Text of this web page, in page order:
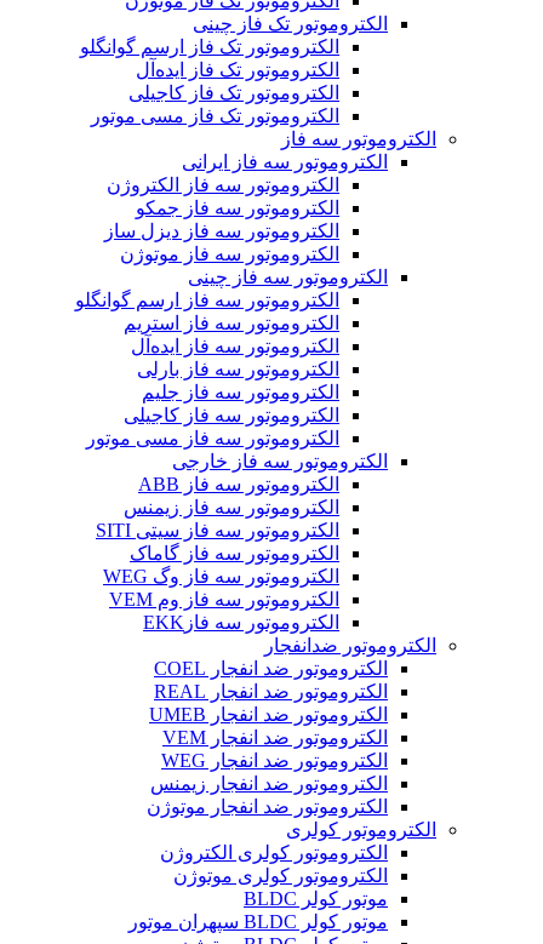
الکتروموتور تک فاز چینی
الکتروموتور تک فاز ارسم گوانگلو
الکتروموتور تک فاز ایده‌آل
الکتروموتور تک فاز کاجیلی
الکتروموتور تک فاز مسی موتور
الکتروموتور سه فاز
الکتروموتور سه فاز ایرانی
الکتروموتور سه فاز الکتروژن
الکتروموتور سه فاز جمکو
الکتروموتور سه فاز دیزل ساز
الکتروموتور سه فاز موتوژن
الکتروموتور سه فاز چینی
الکتروموتور سه فاز ارسم گوانگلو
الکتروموتور سه فاز استریم
الکتروموتور سه فاز ایده‌آل
الکتروموتور سه فاز بارلی
الکتروموتور سه فاز جلیم
الکتروموتور سه فاز کاجیلی
الکتروموتور سه فاز مسی موتور
الکتروموتور سه فاز خارجی
الکتروموتور سه فاز ABB
الکتروموتور سه فاز زیمنس
الکتروموتور سه فاز سیتی SITI
الکتروموتور سه فاز گاماک
الکتروموتور سه فاز وگ WEG
الکتروموتور سه فاز وم VEM
الکتروموتور سه فازEKK
الکتروموتور ضدانفجار
الکتروموتور ضد انفجار COEL
الکتروموتور ضد انفجار REAL
الکتروموتور ضد انفجار UMEB
الکتروموتور ضد انفجار VEM
الکتروموتور ضد انفجار WEG
الکتروموتور ضد انفجار زیمنس
الکتروموتور ضد انفجار موتوژن
الکتروموتور کولری
الکتروموتور کولری الکتروژن
الکتروموتور کولری موتوژن
موتور کولر BLDC
موتور کولر BLDC سپهران موتور